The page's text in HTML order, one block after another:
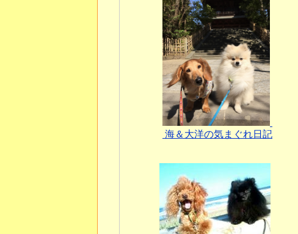
海＆大洋の気まぐれ日記